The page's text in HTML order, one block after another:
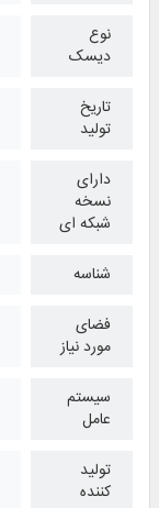
نوع
دیسک
تاریخ
تولید
دارای
نسخه
شبکه ای
شناسه
فضای
مورد نیاز
سیستم
عامل
تولید
کننده